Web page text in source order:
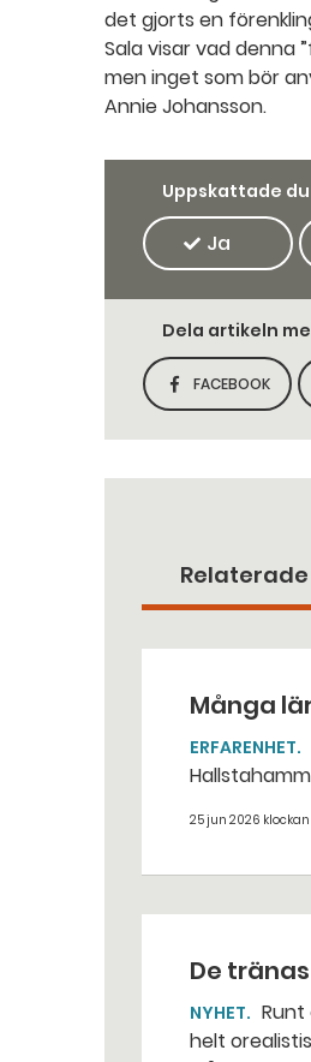
det gjorts en
Sala visar vad denna
men inget som bör
Annie Johansson.
Uppskattade
Ja
Dela artikeln
DELA
FACEBOOK
Många
ERFARENHET
25 jun 2026 klockan
De
NYHET
helt